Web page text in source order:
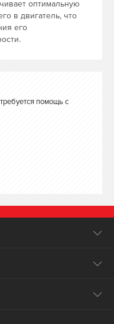
оптимальную
в двигатель, что
его
помощь с